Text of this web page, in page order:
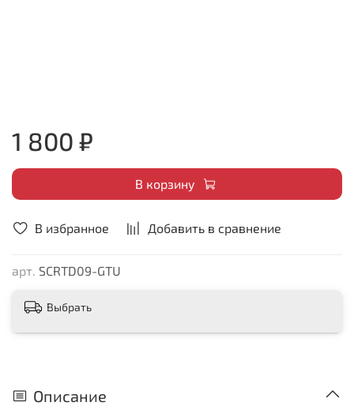
В избранное Добавить в сравнение
арт. SCRTD09-GTU
1 800 ₽
В корзину
Выбрать
Описание